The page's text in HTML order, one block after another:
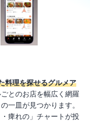
料理を探せるグルメア
とのお店を幅広く網羅
一皿が見つかります。
痺れの」チャートが投